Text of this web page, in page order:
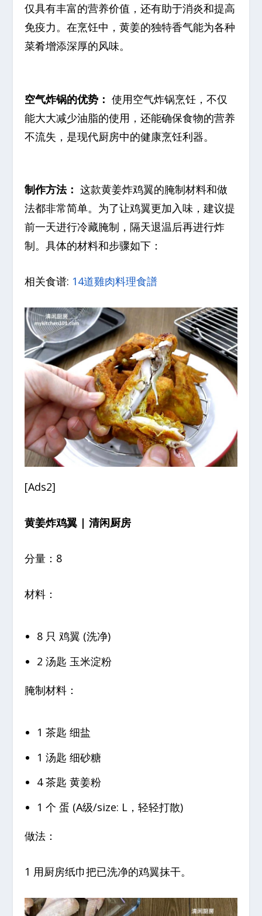
仅具有丰富的营养价值，还有助于消炎和提高
免疫力。在烹饪中，黄姜的独特香气能为各种
菜肴增添深厚的风味。
空气炸锅的优势： 使用空气炸锅烹饪，不仅
能大大减少油脂的使用，还能确保食物的营养
不流失，是现代厨房中的健康烹饪利器。
制作方法： 这款黄姜炸鸡翼的腌制材料和做
法都非常简单。为了让鸡翼更加入味，建议提
前一天进行冷藏腌制，隔天退温后再进行炸
制。具体的材料和步骤如下：
相关食谱: 14道雞肉料理食譜
[Ads2]
黄姜炸鸡翼 | 清闲厨房
分量：8
材料：
8 只 鸡翼 (洗净)
2 汤匙 玉米淀粉
腌制材料：
1 茶匙 细盐
1 汤匙 细砂糖
4 茶匙 黄姜粉
1 个 蛋 (A级/size: L，轻轻打散)
做法：
1 用厨房纸巾把已洗净的鸡翼抹干。